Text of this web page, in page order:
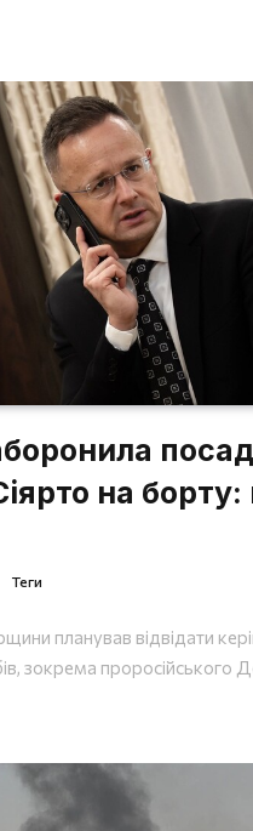
на
Теги
планував відвідати
зокрема проросійського